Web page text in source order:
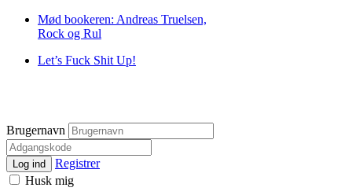
Mød bookeren: Andreas Truelsen,
Rock og Rul
Let’s Fuck Shit Up!
Brugernavn
Log ind
Registrer
Husk mig